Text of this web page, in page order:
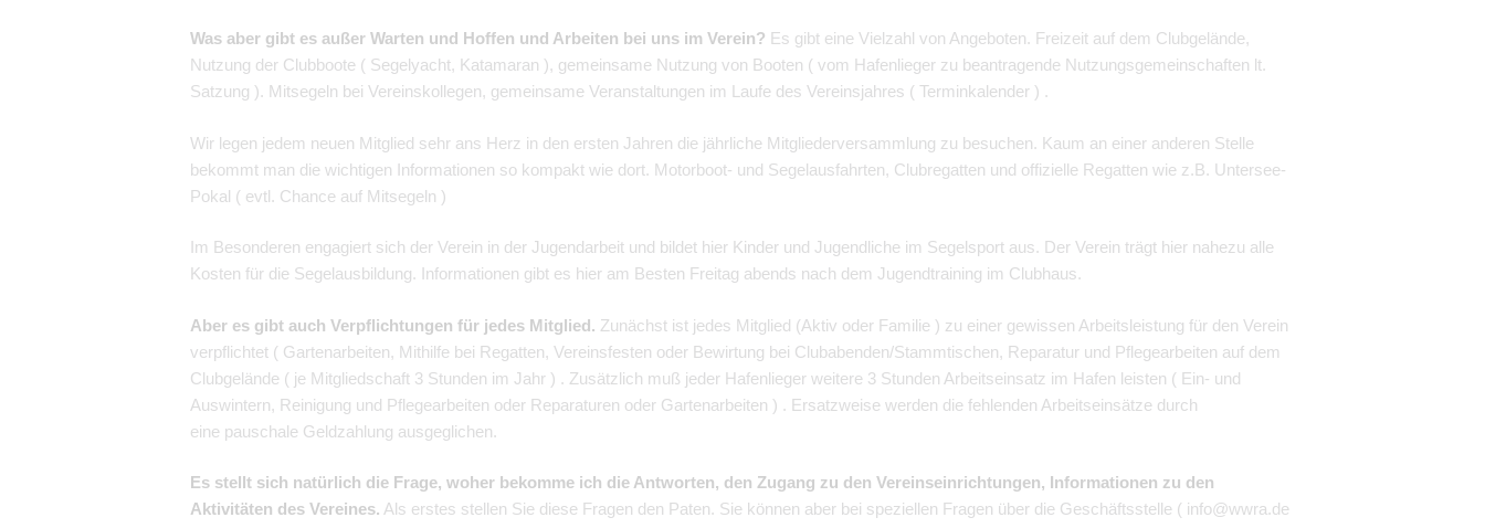
Was aber gibt es außer Warten und Hoffen und Arbeiten bei uns im Verein? Es gibt eine Vielzahl von Angeboten. Freizeit auf dem Clubgelände,
Nutzung der Clubboote ( Segelyacht, Katamaran ), gemeinsame Nutzung von Booten ( vom Hafenlieger zu beantragende Nutzungsgemeinschaften lt.
Satzung ). Mitsegeln bei Vereinskollegen, gemeinsame Veranstaltungen im Laufe des Vereinsjahres ( Terminkalender ) .
Wir legen jedem neuen Mitglied sehr ans Herz in den ersten Jahren die jährliche Mitgliederversammlung zu besuchen. Kaum an einer anderen Stelle
bekommt man die wichtigen Informationen so kompakt wie dort. Motorboot- und Segelausfahrten, Clubregatten und offizielle Regatten wie z.B. Untersee-
Pokal ( evtl. Chance auf Mitsegeln )
Im Besonderen engagiert sich der Verein in der Jugendarbeit und bildet hier Kinder und Jugendliche im Segelsport aus. Der Verein trägt hier nahezu alle
Kosten für die Segelausbildung. Informationen gibt es hier am Besten Freitag abends nach dem Jugendtraining im Clubhaus.
Aber es gibt auch Verpflichtungen für jedes Mitglied. Zunächst ist jedes Mitglied (Aktiv oder Familie ) zu einer gewissen Arbeitsleistung für den Verein
verpflichtet ( Gartenarbeiten, Mithilfe bei Regatten, Vereinsfesten oder Bewirtung bei Clubabenden/Stammtischen, Reparatur und Pflegearbeiten auf dem
Clubgelände ( je Mitgliedschaft 3 Stunden im Jahr ) . Zusätzlich muß jeder Hafenlieger weitere 3 Stunden Arbeitseinsatz im Hafen leisten ( Ein- und
Auswintern, Reinigung und Pflegearbeiten oder Reparaturen oder Gartenarbeiten ) . Ersatzweise werden die fehlenden Arbeitseinsätze durch
eine pauschale Geldzahlung ausgeglichen.
Es stellt sich natürlich die Frage, woher bekomme ich die Antworten, den Zugang zu den Vereinseinrichtungen, Informationen zu den
Aktivitäten des Vereines. Als erstes stellen Sie diese Fragen den Paten. Sie können aber bei speziellen Fragen über die Geschäftsstelle ( info@wwra.de